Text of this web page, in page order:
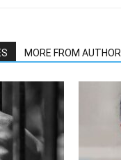
MORE FROM AUTHOR